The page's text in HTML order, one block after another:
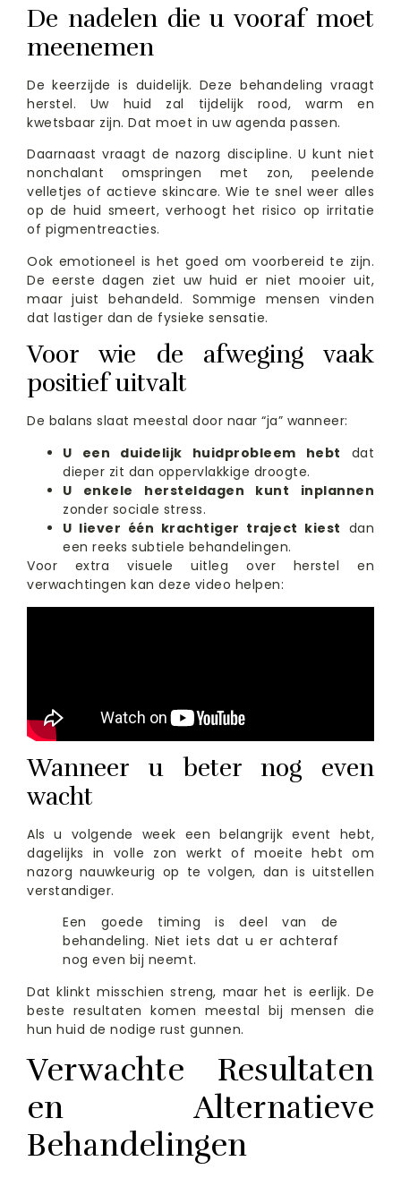
De nadelen die u vooraf moet
meenemen
De keerzijde is duidelijk. Deze behandeling vraagt
herstel. Uw huid zal tijdelijk rood, warm en
kwetsbaar zijn. Dat moet in uw agenda passen.
Daarnaast vraagt de nazorg discipline. U kunt niet
nonchalant omspringen met zon, peelende
velletjes of actieve skincare. Wie te snel weer alles
op de huid smeert, verhoogt het risico op irritatie
of pigmentreacties.
Ook emotioneel is het goed om voorbereid te zijn.
De eerste dagen ziet uw huid er niet mooier uit,
maar juist behandeld. Sommige mensen vinden
dat lastiger dan de fysieke sensatie.
Voor wie de afweging vaak
positief uitvalt
De balans slaat meestal door naar “ja” wanneer:
U een duidelijk huidprobleem hebt dat
dieper zit dan oppervlakkige droogte.
U enkele hersteldagen kunt inplannen
zonder sociale stress.
U liever één krachtiger traject kiest dan
een reeks subtiele behandelingen.
Voor extra visuele uitleg over herstel en
verwachtingen kan deze video helpen:
Wanneer u beter nog even
wacht
Als u volgende week een belangrijk event hebt,
dagelijks in volle zon werkt of moeite hebt om
nazorg nauwkeurig op te volgen, dan is uitstellen
verstandiger.
Een goede timing is deel van de
behandeling. Niet iets dat u er achteraf
nog even bij neemt.
Dat klinkt misschien streng, maar het is eerlijk. De
beste resultaten komen meestal bij mensen die
hun huid de nodige rust gunnen.
Verwachte Resultaten
en Alternatieve
Behandelingen